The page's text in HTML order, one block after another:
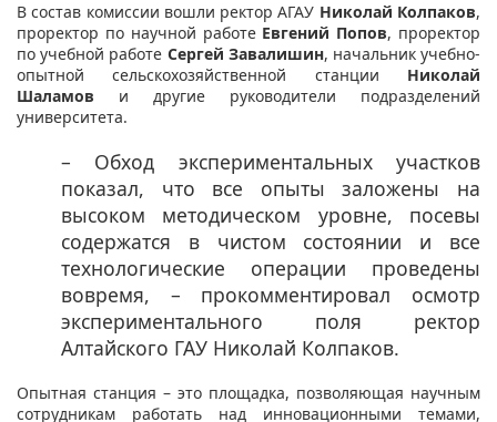
В состав комиссии вошли ректор АГАУ Николай Колпаков,
проректор по научной работе Евгений Попов, проректор
по учебной работе Сергей Завалишин, начальник учебно-
опытной сельскохозяйственной станции Николай
Шаламов и другие руководители подразделений
университета.
– Обход экспериментальных участков
показал, что все опыты заложены на
высоком методическом уровне, посевы
содержатся в чистом состоянии и все
технологические операции проведены
вовремя, – прокомментировал осмотр
экспериментального поля ректор
Алтайского ГАУ Николай Колпаков.
Опытная станция – это площадка, позволяющая научным
сотрудникам работать над инновационными темами,